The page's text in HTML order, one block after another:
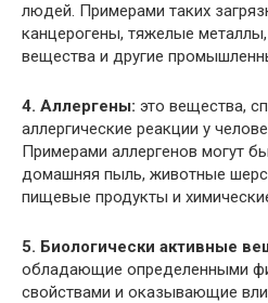
людей. Примерами таких
канцерогены, тяжелые
вещества и другие
4. Аллергены: это вещества,
аллергические реакции у
Примерами аллергенов могут
домашняя пыль, животные
пищевые продукты и
5. Биологически активные
обладающие определенными
свойствами и оказывающие